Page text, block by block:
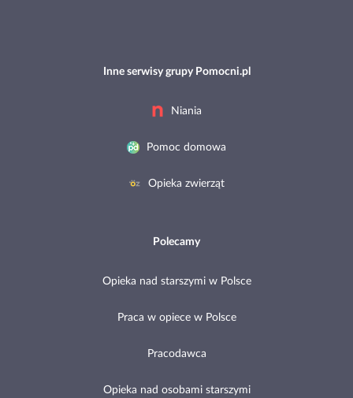
Inne serwisy grupy Pomocni.pl
Niania
Pomoc domowa
Opieka zwierząt
Polecamy
Opieka nad starszymi w Polsce
Praca w opiece w Polsce
Pracodawca
Opieka nad osobami starszymi